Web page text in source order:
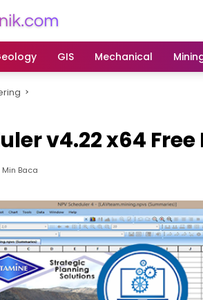
GIS Mechanical
v4.22 x64
Min Baca